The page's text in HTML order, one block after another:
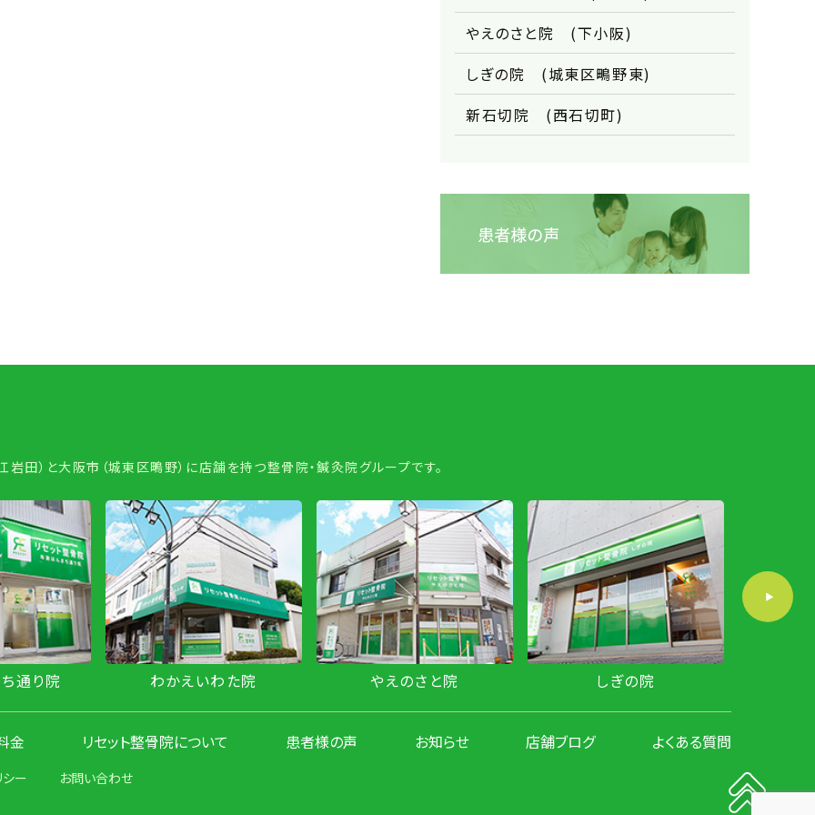
やえのさと院 (下小阪)
しぎの院 (城東区鴫野東)
新石切院 (西石切町)
岩田）と大阪市（城東区鴫野）に店舗を持つ整骨院・鍼灸院グループです。
通り院 わかえいわた院 やえのさと院 しぎの院
金 リセット整骨院について 患者様の声 お知らせ 店舗ブログ よくある質問
ー お問い合わせ